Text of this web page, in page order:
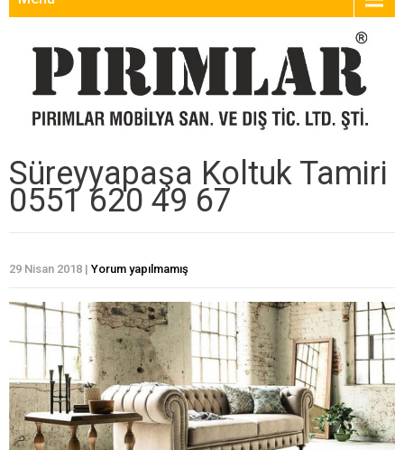
Süreyyapaşa Koltuk Tamiri
0551 620 49 67
29 Nisan 2018 | Yorum yapılmamış